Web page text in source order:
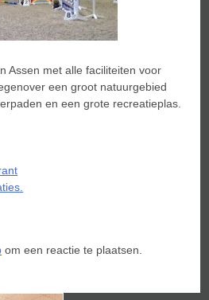
Assen met alle faciliteiten voor
een groot natuurgebied
en een grote recreatieplas.
om een reactie te plaatsen.